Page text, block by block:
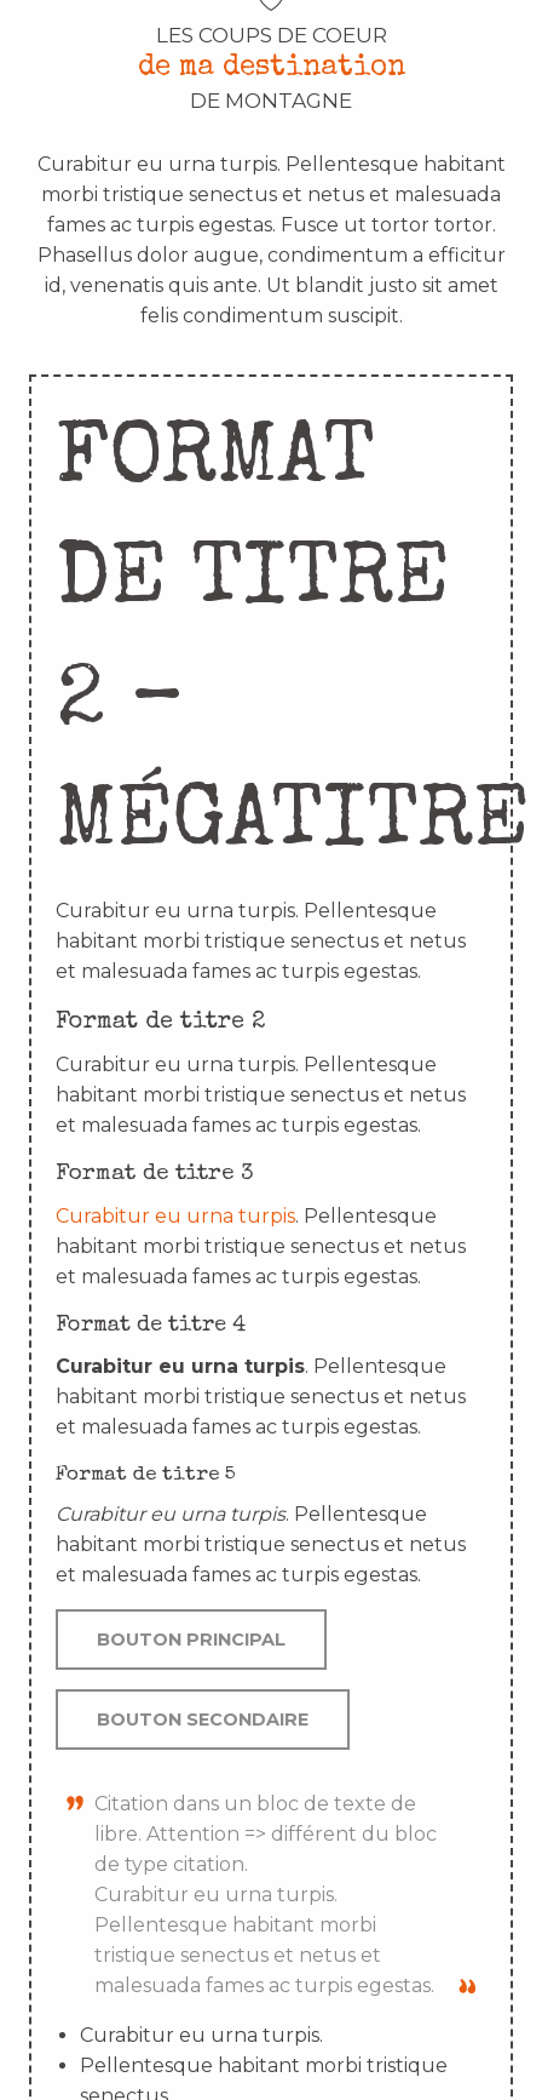
LES COUPS DE COEUR
de ma destination
DE MONTAGNE
Curabitur eu urna turpis. Pellentesque habitant
morbi tristique senectus et netus et malesuada
fames ac turpis egestas. Fusce ut tortor tortor.
Phasellus dolor augue, condimentum a efficitur
id, venenatis quis ante. Ut blandit justo sit amet
felis condimentum suscipit.
FORMAT
DE TITRE
2 –
MÉGATITRE
Curabitur eu urna turpis. Pellentesque
habitant morbi tristique senectus et netus
et malesuada fames ac turpis egestas.
Format de titre 2
Curabitur eu urna turpis. Pellentesque
habitant morbi tristique senectus et netus
et malesuada fames ac turpis egestas.
Format de titre 3
Curabitur eu urna turpis. Pellentesque
habitant morbi tristique senectus et netus
et malesuada fames ac turpis egestas.
Format de titre 4
Curabitur eu urna turpis. Pellentesque
habitant morbi tristique senectus et netus
et malesuada fames ac turpis egestas.
Format de titre 5
Curabitur eu urna turpis. Pellentesque
habitant morbi tristique senectus et netus
et malesuada fames ac turpis egestas.
BOUTON PRINCIPAL
BOUTON SECONDAIRE
Citation dans un bloc de texte de
libre. Attention => différent du bloc
de type citation.
Curabitur eu urna turpis.
Pellentesque habitant morbi
tristique senectus et netus et
malesuada fames ac turpis egestas.
Curabitur eu urna turpis.
Pellentesque habitant morbi tristique